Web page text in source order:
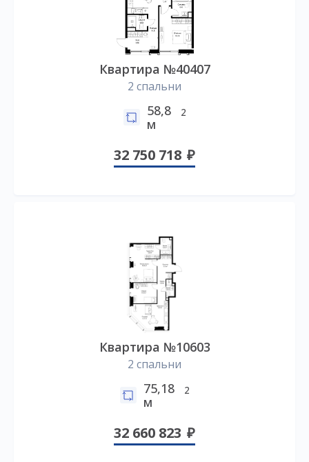
Квартира №40407
2 спальни
58,8
м
2
32 750 718
Квартира №10603
2 спальни
75,18
м
2
32 660 823